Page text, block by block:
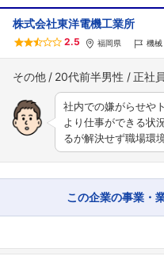
株式会社東洋電機工業所
2.5 福岡県 機械
その他 20代前半男性 正社員
社内での嫌がらせや
より仕事ができる状
るが解決せず職場環
この企業の事業・